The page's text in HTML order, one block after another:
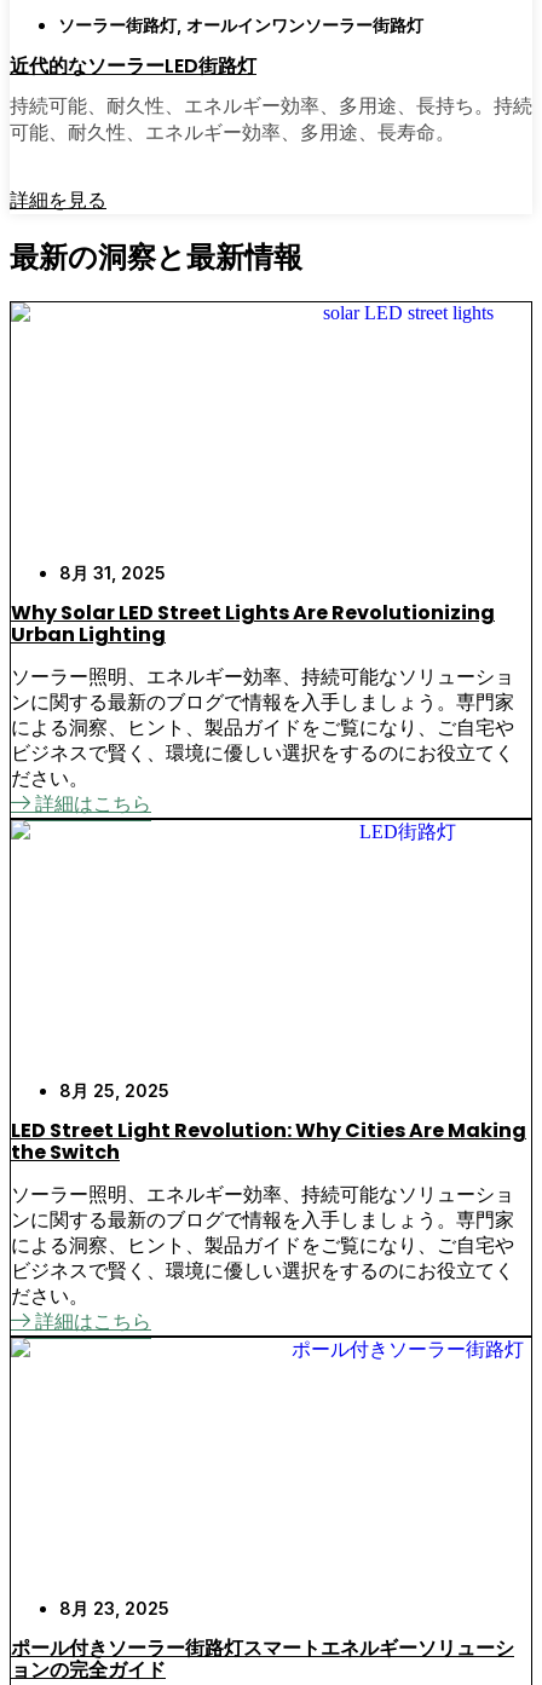
ソーラー街路灯, オールインワンソーラー街路灯
近代的なソーラーLED街路灯
持続可能、耐久性、エネルギー効率、多用途、長持ち。持続
可能、耐久性、エネルギー効率、多用途、長寿命。
詳細を見る
最新の洞察と最新情報
8月 31, 2025
Why Solar LED Street Lights Are Revolutionizing
Urban Lighting
ソーラー照明、エネルギー効率、持続可能なソリューショ
ンに関する最新のブログで情報を入手しましょう。専門家
による洞察、ヒント、製品ガイドをご覧になり、ご自宅や
ビジネスで賢く、環境に優しい選択をするのにお役立てく
ださい。
詳細はこちら
8月 25, 2025
LED Street Light Revolution: Why Cities Are Making
the Switch
ソーラー照明、エネルギー効率、持続可能なソリューショ
ンに関する最新のブログで情報を入手しましょう。専門家
による洞察、ヒント、製品ガイドをご覧になり、ご自宅や
ビジネスで賢く、環境に優しい選択をするのにお役立てく
ださい。
詳細はこちら
8月 23, 2025
ポール付きソーラー街路灯スマートエネルギーソリューシ
ョンの完全ガイド